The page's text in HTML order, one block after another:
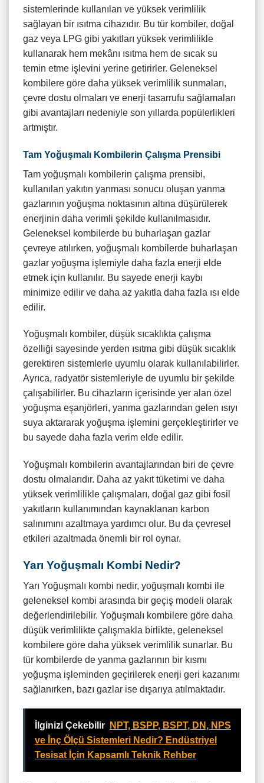
sistemlerinde kullanılan ve yüksek verimlilik
sağlayan bir ısıtma cihazıdır. Bu tür kombiler, doğal
gaz veya LPG gibi yakıtları yüksek verimlilikle
kullanarak hem mekânı ısıtma hem de sıcak su
temin etme işlevini yerine getirirler. Geleneksel
kombilere göre daha yüksek verimlilik sunmaları,
çevre dostu olmaları ve enerji tasarrufu sağlamaları
gibi avantajları nedeniyle son yıllarda popülerlikleri
artmıştır.
Tam Yoğuşmalı Kombilerin Çalışma Prensibi
Tam yoğuşmalı kombilerin çalışma prensibi,
kullanılan yakıtın yanması sonucu oluşan yanma
gazlarının yoğuşma noktasının altına düşürülerek
enerjinin daha verimli şekilde kullanılmasıdır.
Geleneksel kombilerde bu buharlaşan gazlar
çevreye atılırken, yoğuşmalı kombilerde buharlaşan
gazlar yoğuşma işlemiyle daha fazla enerji elde
etmek için kullanılır. Bu sayede enerji kaybı
minimize edilir ve daha az yakıtla daha fazla ısı elde
edilir.
Yoğuşmalı kombiler, düşük sıcaklıkta çalışma
özelliği sayesinde yerden ısıtma gibi düşük sıcaklık
gerektiren sistemlerle uyumlu olarak kullanılabilirler.
Ayrıca, radyatör sistemleriyle de uyumlu bir şekilde
çalışabilirler. Bu cihazların içerisinde yer alan özel
yoğuşma eşanjörleri, yanma gazlarından gelen ısıyı
suya aktararak yoğuşma işlemini gerçekleştirirler ve
bu sayede daha fazla verim elde edilir.
Yoğuşmalı kombilerin avantajlarından biri de çevre
dostu olmalarıdır. Daha az yakıt tüketimi ve daha
yüksek verimlilikle çalışmaları, doğal gaz gibi fosil
yakıtların kullanımından kaynaklanan karbon
salınımını azaltmaya yardımcı olur. Bu da çevresel
etkileri azaltmada önemli bir rol oynar.
Yarı Yoğuşmalı Kombi Nedir?
Yarı Yoğuşmalı kombi nedir, yoğuşmalı kombi ile
geleneksel kombi arasında bir geçiş modeli olarak
değerlendirilebilir. Yoğuşmalı kombilere göre daha
düşük verimlilikte çalışmakla birlikte, geleneksel
kombilere göre daha yüksek verimlilik sunarlar. Bu
tür kombilerde de yanma gazlarının bir kısmı
yoğuşma işleminden geçirilerek enerji geri kazanımı
sağlanırken, bazı gazlar ise dışarıya atılmaktadır.
İlginizi Çekebilir
NPT, BSPP, BSPT, DN, NPS
ve İnç Ölçü Sistemleri Nedir? Endüstriyel
Tesisat İçin Kapsamlı Teknik Rehber